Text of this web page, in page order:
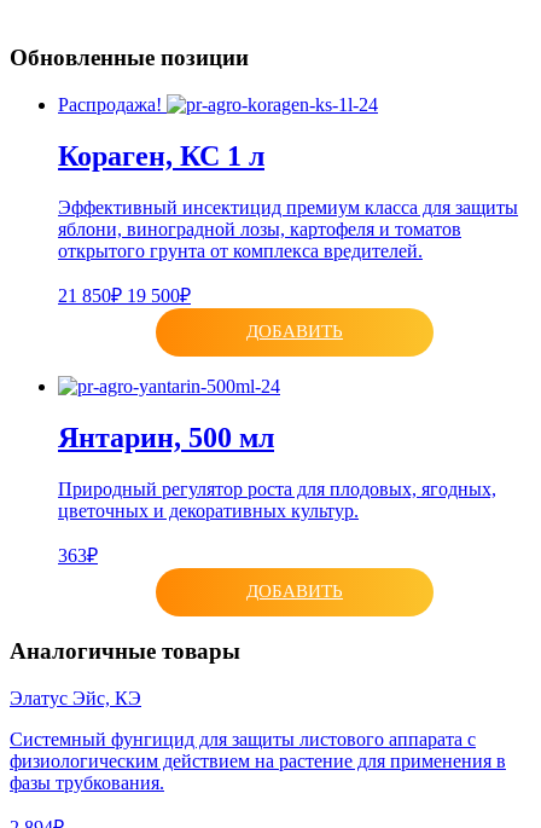
Обновленные позиции
Распродажа!
Кораген, КС 1 л
Эффективный инсектицид премиум класса для защиты
яблони, виноградной лозы, картофеля и томатов
открытого грунта от комплекса вредителей.
21 850₽ 19 500₽
ДОБАВИТЬ
Янтарин, 500 мл
Природный регулятор роста для плодовых, ягодных,
цветочных и декоративных культур.
363₽
ДОБАВИТЬ
Аналогичные товары
Элатус Эйс, КЭ
Системный фунгицид для защиты листового аппарата с
физиологическим действием на растение для применения в
фазы трубкования.